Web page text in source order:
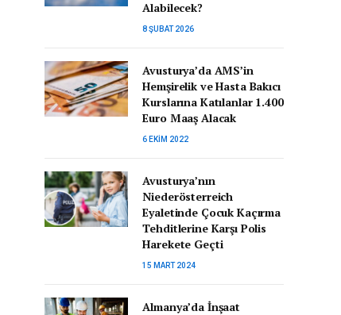
Alabilecek?
8 ŞUBAT 2026
Avusturya’da AMS’in
Hemşirelik ve Hasta Bakıcı
Kurslarına Katılanlar 1.400
Euro Maaş Alacak
6 EKIM 2022
Avusturya’nın
Niederösterreich
Eyaletinde Çocuk Kaçırma
Tehditlerine Karşı Polis
Harekete Geçti
15 MART 2024
Almanya’da İnşaat